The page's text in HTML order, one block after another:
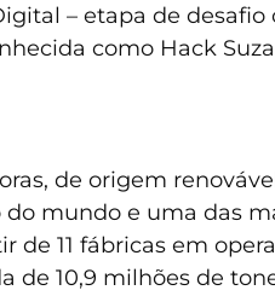
– etapa de
como Hack
de origem
mundo e uma das
11 fábricas em
de 10,9 milhões de